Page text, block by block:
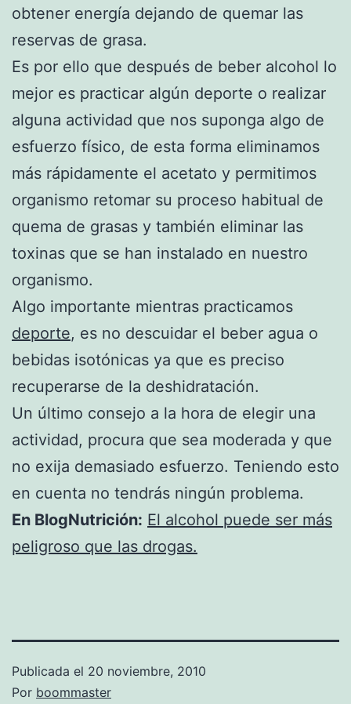
obtener energía dejando de quemar las
reservas de grasa.
Es por ello que después de beber alcohol lo
mejor es practicar algún deporte o realizar
alguna actividad que nos suponga algo de
esfuerzo físico, de esta forma eliminamos
más rápidamente el acetato y permitimos
organismo retomar su proceso habitual de
quema de grasas y también eliminar las
toxinas que se han instalado en nuestro
organismo.
Algo importante mientras practicamos
deporte, es no descuidar el beber agua o
bebidas isotónicas ya que es preciso
recuperarse de la deshidratación.
Un último consejo a la hora de elegir una
actividad, procura que sea moderada y que
no exija demasiado esfuerzo. Teniendo esto
en cuenta no tendrás ningún problema.
En BlogNutrición: El alcohol puede ser más
peligroso que las drogas.
Publicada el 20 noviembre, 2010
Por boommaster